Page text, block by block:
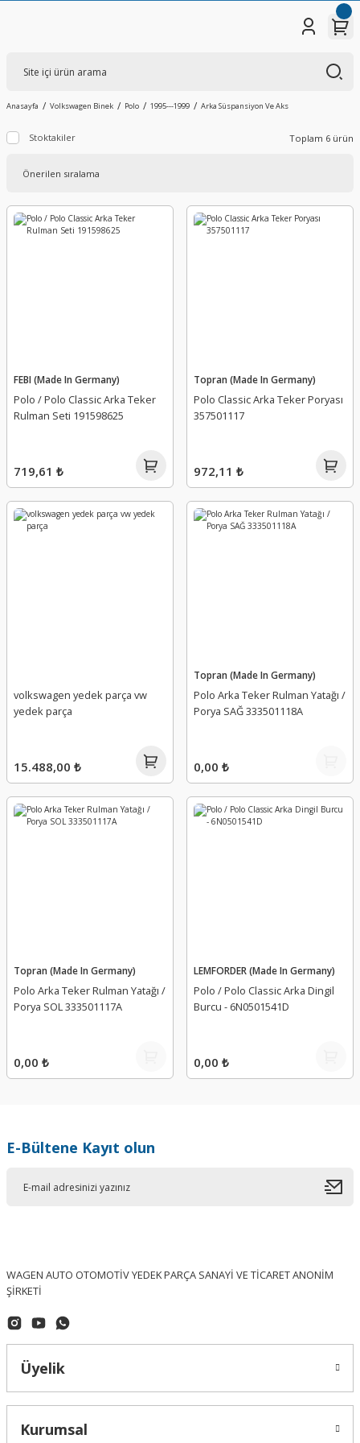
Anasayfa Volkswagen Binek Polo 1995---1999 Arka Süspansiyon Ve Aks
Stoktakiler Toplam 6 ürün
FEBI (Made In Germany)
Polo / Polo Classic Arka Teker
Rulman Seti 191598625
719,61 ₺
Topran (Made In Germany)
Polo Classic Arka Teker Poryası
357501117
972,11 ₺
volkswagen yedek parça vw
yedek parça
15.488,00 ₺
Topran (Made In Germany)
Polo Arka Teker Rulman Yatağı /
Porya SAĞ 333501118A
0,00 ₺
Topran (Made In Germany)
Polo Arka Teker Rulman Yatağı /
Porya SOL 333501117A
0,00 ₺
LEMFORDER (Made In Germany)
Polo / Polo Classic Arka Dingil
Burcu - 6N0501541D
0,00 ₺
E-Bültene Kayıt olun
WAGEN AUTO OTOMOTİV YEDEK PARÇA SANAYİ VE TİCARET ANONİM
ŞİRKETİ
Üyelik
Kurumsal